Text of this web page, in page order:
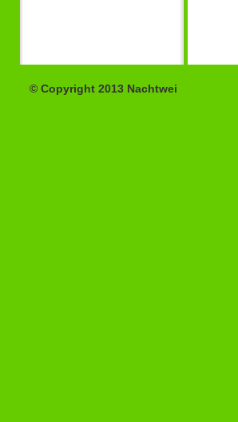
© Copyright 2013 Nachtwei